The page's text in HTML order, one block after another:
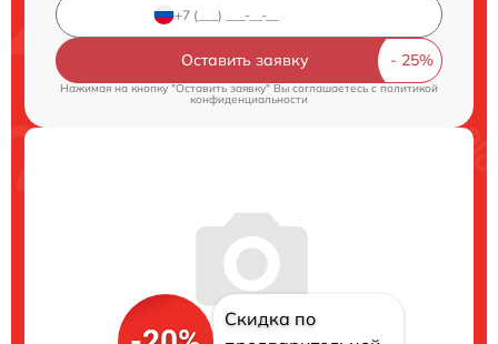
Оставить заявку
Нажимая на кнопку "Оставить заявку" Вы соглашаетесь cполитикой
конфиденциальности
Скидка по